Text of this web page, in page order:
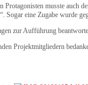
musste auch
Sogar eine Zugabe wurde
zur Aufführung
Projektmitgliedern